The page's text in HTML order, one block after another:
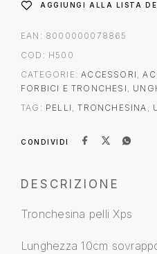
AGGIUNGI ALLA LISTA
EAN: 8000000078865
COD: H500
CATEGORIE:ACCESSORI ,
FORBICI E TRONCHESI ,
TAG: PELLI ,TRONCHESINA ,
CONDIVIDI
DESCRIZIONE
Tronchesina pelli Xps
Lunghezza 10cm